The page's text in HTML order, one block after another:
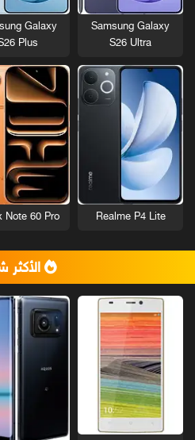
Samsung Galaxy
S26 Ultra
Galaxy
Plus
Realme P4 Lite
Note 60 Pro
الأكثر